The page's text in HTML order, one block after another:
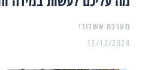
מערכת אשדודי
13/12/2024